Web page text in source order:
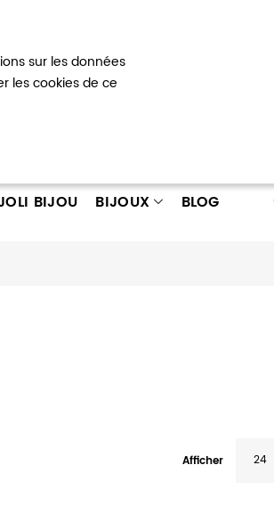
sur les données
les cookies de ce
compte
BIJOU BIJOUX BLOG
Afficher 24